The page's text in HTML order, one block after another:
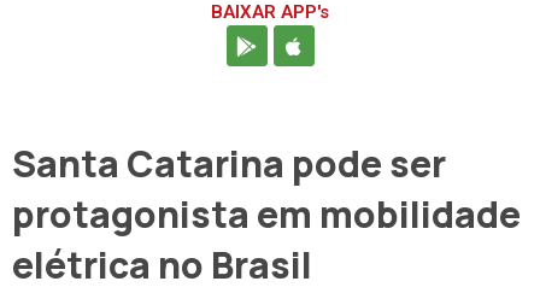
BAIXAR APP's
Santa Catarina pode ser
protagonista em mobilidade
elétrica no Brasil